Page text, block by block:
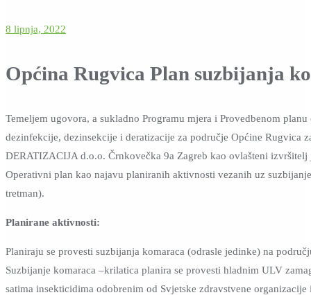
8 lipnja, 2022
Općina Rugvica Plan suzbijanja
Temeljem ugovora, a sukladno Programu mjera i Provedbenom
dezinfekcije, dezinsekcije i deratizacije za područje Općine Rugvica
DERATIZACIJA d.o.o. Črnkovečka 9a Zagreb kao ovlašteni
Operativni plan kao najavu planiranih aktivnosti vezanih uz
tretman).
Planirane aktivnosti:
Planiraju se provesti suzbijanja komaraca (odrasle jedinke) na
Suzbijanje komaraca –krilatica planira se provesti hladnim ULV
satima insekticidima odobrenim od Svjetske zdravstvene